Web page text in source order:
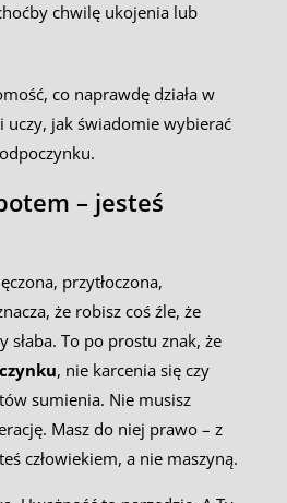
chwilę ukojenia lub
co naprawdę działa w
uczy, jak świadomie wybierać
– jesteś
przytłoczona,
że robisz coś źle, że
słaba. To po prostu znak, że
, nie karcenia się czy
sumienia. Nie musisz
Masz do niej prawo – z
człowiekiem, a nie maszyną.